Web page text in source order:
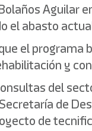
Aguilar
el abasto
el programa
y
del
de
de